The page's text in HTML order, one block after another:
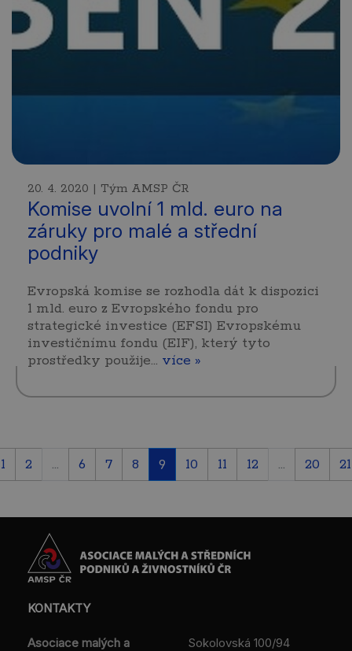
20. 4. 2020 | Tým AMSP ČR
Komise uvolní 1 mld. euro na
záruky pro malé a střední
podniky
Evropská komise se rozhodla dát k dispozici
1 mld. euro z Evropského fondu pro
strategické investice (EFSI) Evropskému
investičnímu fondu (EIF), který tyto
prostředky použije… více »
1 2 ... 6 7 8 9 10 11 12 ... 20 21
KONTAKTY
Asociace malých a
Sokolovská 100/94